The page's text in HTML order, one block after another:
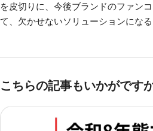
を皮切りに、今後ブランドのファン
て、欠かせないソリューションにな
こちらの記事もいかがです